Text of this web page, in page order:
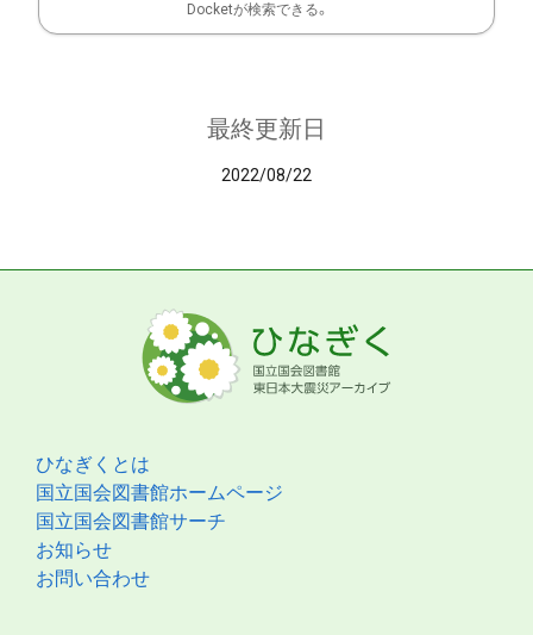
Docketが検索できる。
最終更新日
2022/08/22
ひなぎくとは
国立国会図書館ホームページ
国立国会図書館サーチ
お知らせ
お問い合わせ